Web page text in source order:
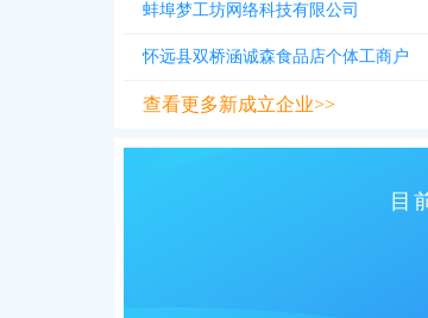
蚌埠梦工坊网络科技有限公司
怀远县双桥涵诚森食品店个体工商户
查看更多新成立企业>>
目